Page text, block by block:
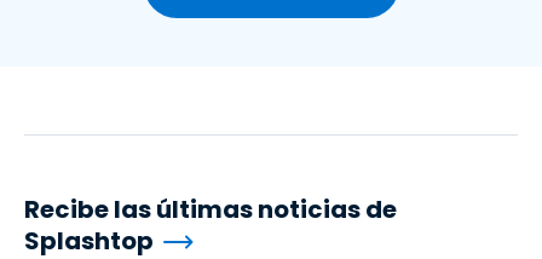
Recibe las últimas noticias de
Splashtop